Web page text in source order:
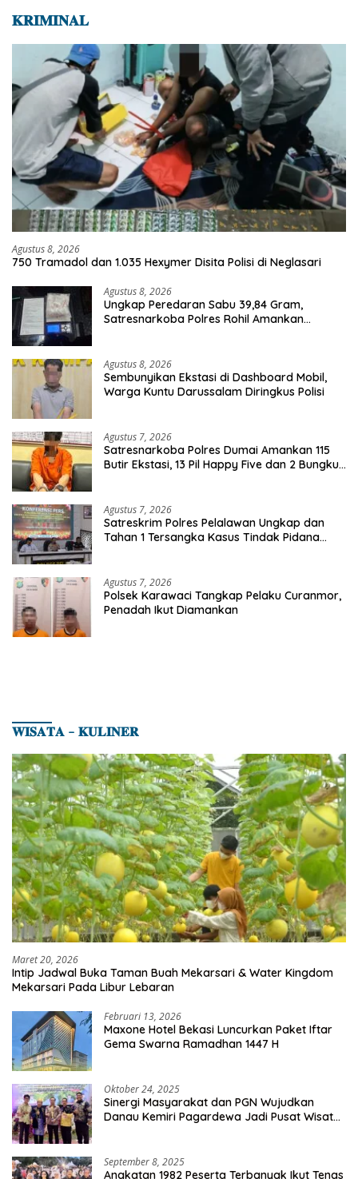
𝐊𝐑𝐈𝐌𝐈𝐍𝐀𝐋
Agustus 8, 2026
750 Tramadol dan 1.035 Hexymer Disita Polisi di Neglasari
Agustus 8, 2026
Ungkap Peredaran Sabu 39,84 Gram,
Satresnarkoba Polres Rohil Amankan
Agustus 8, 2026
Sembunyikan Ekstasi di Dashboard Mobil,
Warga Kuntu Darussalam Diringkus Polisi
Agustus 7, 2026
Satresnarkoba Polres Dumai Amankan 115
Butir Ekstasi, 13 Pil Happy Five dan 2 Bungkus
Agustus 7, 2026
Satreskrim Polres Pelalawan Ungkap dan
Tahan 1 Tersangka Kasus Tindak Pidana
Agustus 7, 2026
Polsek Karawaci Tangkap Pelaku Curanmor,
Penadah Ikut Diamankan
𝐖𝐈𝐒𝐀𝐓𝐀 – 𝐊𝐔𝐋𝐈𝐍𝐄𝐑
Maret 20, 2026
Intip Jadwal Buka Taman Buah Mekarsari & Water Kingdom
Mekarsari Pada Libur Lebaran
Februari 13, 2026
Maxone Hotel Bekasi Luncurkan Paket Iftar
Gema Swarna Ramadhan 1447 H
Oktober 24, 2025
Sinergi Masyarakat dan PGN Wujudkan
Danau Kemiri Pagardewa Jadi Pusat Wisata
September 8, 2025
Angkatan 1982 Peserta Terbanyak Ikut Tenas